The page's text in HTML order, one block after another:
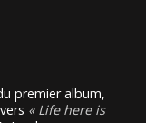
premier album,
Life here is